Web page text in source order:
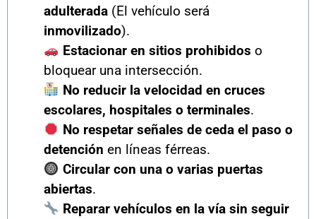
adulterada (El vehículo será
inmovilizado).
Estacionar en sitios prohibidos o
bloquear una intersección.
No reducir la velocidad en cruces
escolares, hospitales o terminales.
No respetar señales de ceda el paso o
detención en líneas férreas.
Circular con una o varias puertas
abiertas.
Reparar vehículos en la vía sin seguir